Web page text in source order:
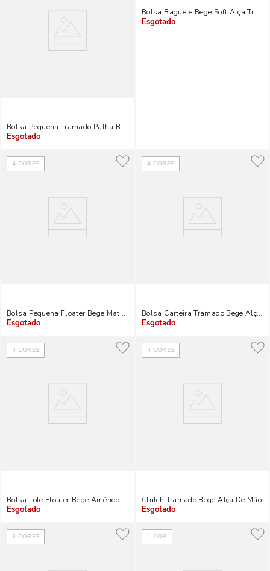
Bolsa Pequena Tramado Palha Bege Alça Corrente
Indisponível
Bolsa Baguete Bege Soft Alça
Indisponível
4 CORES
Bolsa Pequena Floater Bege Matelassê Alça Transversal
Indisponível
4 CORES
Bolsa Carteira Tramado Bege Alça
Indisponível
4 CORES
Bolsa Tote Floater Bege Amêndoa Alça De Mão
Indisponível
4 CORES
Clutch Tramado Bege Alça De Mão
Indisponível
3 CORES 1 COR